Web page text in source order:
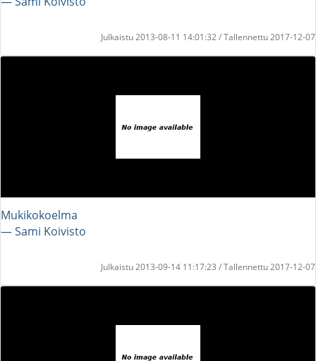
Julkaistu 2013-08-11 14:01:32 / Tallennettu 2017-12-07
Mukikokoelma
― Sami Koivisto
Julkaistu 2013-09-14 11:17:23 / Tallennettu 2017-12-07